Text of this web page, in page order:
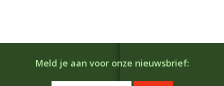
Meld je aan voor onze nieuwsbrief: